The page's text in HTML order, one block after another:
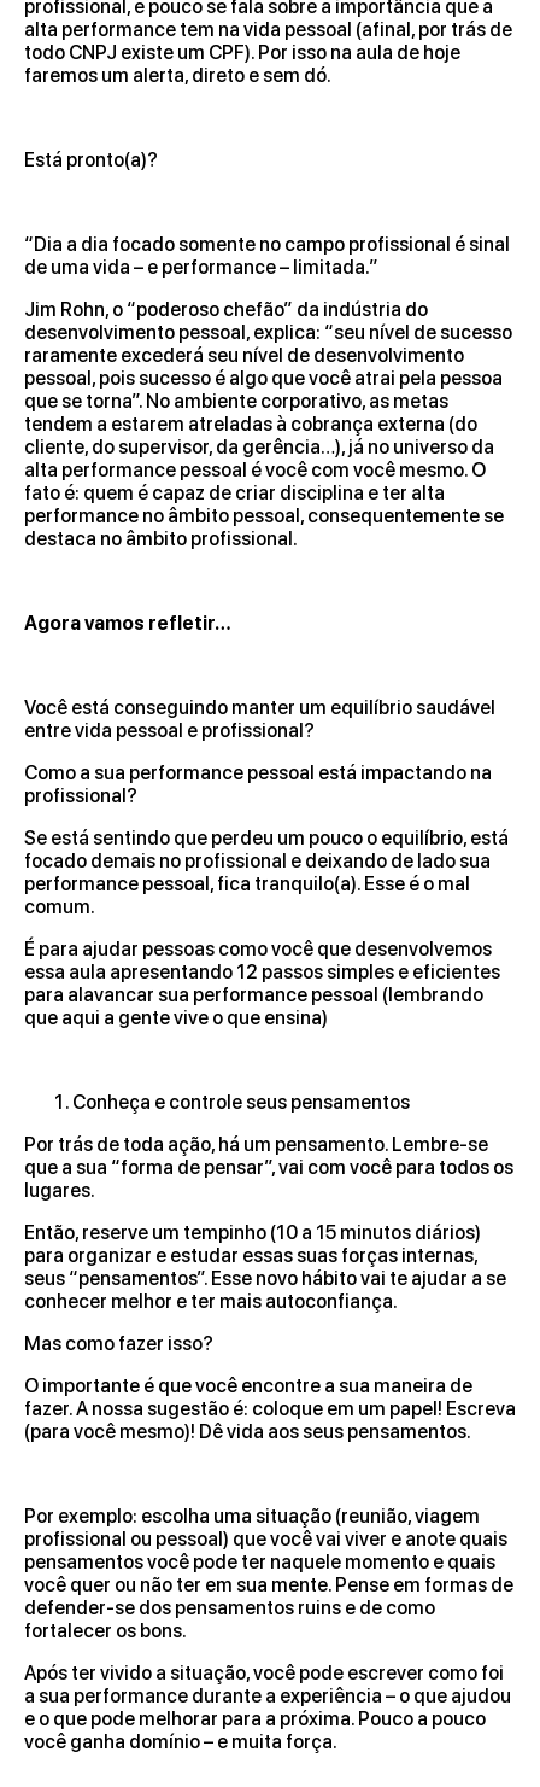
profissional, e pouco se fala sobre a importância que a
alta performance tem na vida pessoal (afinal, por trás de
todo CNPJ existe um CPF). Por isso na aula de hoje
faremos um alerta, direto e sem dó.
Está pronto(a)?
“Dia a dia focado somente no campo profissional é sinal
de uma vida – e performance – limitada.”
Jim Rohn, o “poderoso chefão” da indústria do
desenvolvimento pessoal, explica: “seu nível de sucesso
raramente excederá seu nível de desenvolvimento
pessoal, pois sucesso é algo que você atrai pela pessoa
que se torna”. No ambiente corporativo, as metas
tendem a estarem atreladas à cobrança externa (do
cliente, do supervisor, da gerência…), já no universo da
alta performance pessoal é você com você mesmo. O
fato é: quem é capaz de criar disciplina e ter alta
performance no âmbito pessoal, consequentemente se
destaca no âmbito profissional.
Agora vamos refletir…
Você está conseguindo manter um equilíbrio saudável
entre vida pessoal e profissional?
Como a sua performance pessoal está impactando na
profissional?
Se está sentindo que perdeu um pouco o equilíbrio, está
focado demais no profissional e deixando de lado sua
performance pessoal, fica tranquilo(a). Esse é o mal
comum.
É para ajudar pessoas como você que desenvolvemos
essa aula apresentando 12 passos simples e eficientes
para alavancar sua performance pessoal (lembrando
que aqui a gente vive o que ensina)
Conheça e controle seus pensamentos
Por trás de toda ação, há um pensamento. Lembre-se
que a sua “forma de pensar”, vai com você para todos os
lugares.
Então, reserve um tempinho (10 a 15 minutos diários)
para organizar e estudar essas suas forças internas,
seus “pensamentos”. Esse novo hábito vai te ajudar a se
conhecer melhor e ter mais autoconfiança.
Mas como fazer isso?
O importante é que você encontre a sua maneira de
fazer. A nossa sugestão é: coloque em um papel! Escreva
(para você mesmo)! Dê vida aos seus pensamentos.
Por exemplo: escolha uma situação (reunião, viagem
profissional ou pessoal) que você vai viver e anote quais
pensamentos você pode ter naquele momento e quais
você quer ou não ter em sua mente. Pense em formas de
defender-se dos pensamentos ruins e de como
fortalecer os bons.
Após ter vivido a situação, você pode escrever como foi
a sua performance durante a experiência – o que ajudou
e o que pode melhorar para a próxima. Pouco a pouco
você ganha domínio – e muita força.